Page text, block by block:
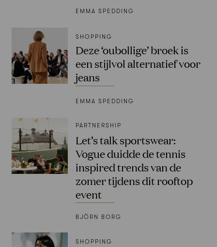
EMMA SPEDDING
SHOPPING
Deze ‘oubollige’ broek is
een stijlvol alternatief voor
jeans
EMMA SPEDDING
PARTNERSHIP
Let’s talk sportswear:
Vogue duidde de tennis
inspired trends van de
zomer tijdens dit rooftop
event
BJÖRN BORG
SHOPPING